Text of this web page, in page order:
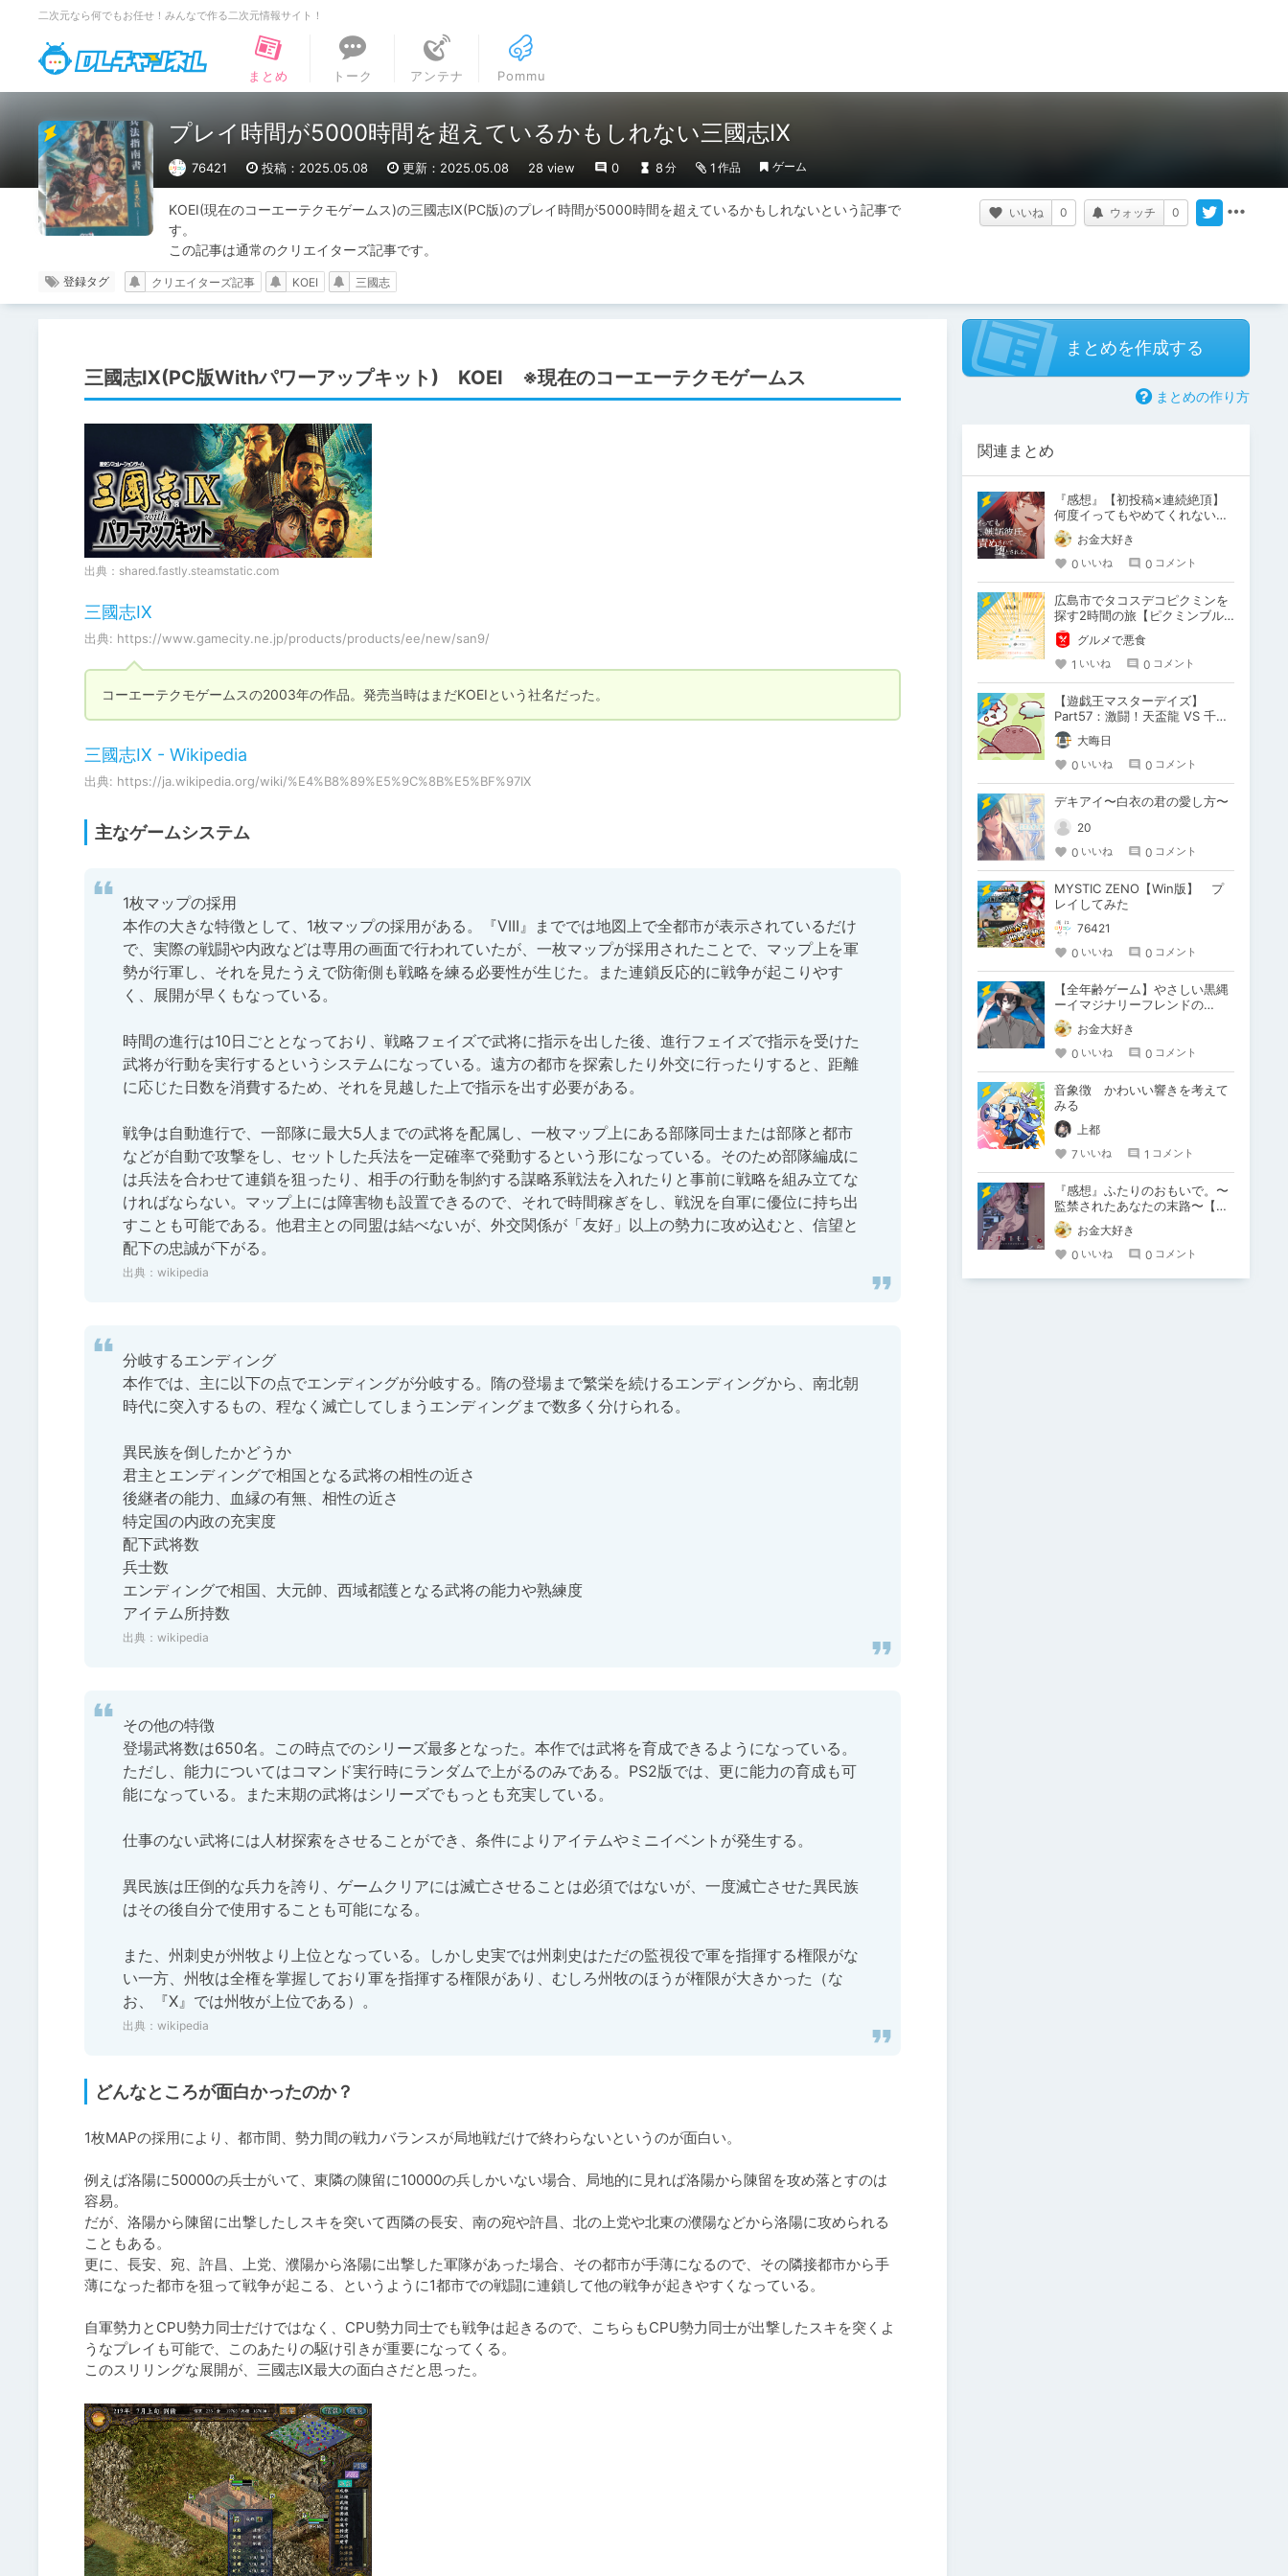
二次元なら何でもお任せ！みんなで作る二次元情報サイト！
DLチャンネル
まとめ
トーク アンテナ Pommu
プレイ時間が5000時間を超えているかもしれない三國志Ⅸ
76421 投稿：2025.05.08 更新：2025.05.08 28 view 0 8分 1 作品 ゲーム
KOEI(現在のコーエーテクモゲームス)の三國志Ⅸ(PC版)のプレイ時間が5000時間を超えているかもしれないという記事で
す。
この記事は通常のクリエイターズ記事です。
いいね 0 ウォッチ 0
登録タグ クリエイターズ記事 KOEI 三國志
三國志Ⅸ(PC版Withパワーアップキット) KOEI ※現在のコーエーテクモゲームス
出典： shared.fastly.steamstatic.com
三國志IX
出典: https://www.gamecity.ne.jp/products/products/ee/new/san9/
コーエーテクモゲームスの2003年の作品。発売当時はまだKOEIという社名だった。
三國志IX - Wikipedia
出典: https://ja.wikipedia.org/wiki/%E4%B8%89%E5%9C%8B%E5%BF%97IX
主なゲームシステム
1枚マップの採用
本作の大きな特徴として、1枚マップの採用がある。『VIII』まででは地図上で全都市が表示されているだけ
で、実際の戦闘や内政などは専用の画面で行われていたが、一枚マップが採用されたことで、マップ上を軍
勢が行軍し、それを見たうえで防衛側も戦略を練る必要性が生じた。また連鎖反応的に戦争が起こりやす
く、展開が早くもなっている。
時間の進行は10日ごととなっており、戦略フェイズで武将に指示を出した後、進行フェイズで指示を受けた
武将が行動を実行するというシステムになっている。遠方の都市を探索したり外交に行ったりすると、距離
に応じた日数を消費するため、それを見越した上で指示を出す必要がある。
戦争は自動進行で、一部隊に最大5人までの武将を配属し、一枚マップ上にある部隊同士または部隊と都市
などが自動で攻撃をし、セットした兵法を一定確率で発動するという形になっている。そのため部隊編成に
は兵法を合わせて連鎖を狙ったり、相手の行動を制約する謀略系戦法を入れたりと事前に戦略を組み立てな
ければならない。マップ上には障害物も設置できるので、それで時間稼ぎをし、戦況を自軍に優位に持ち出
すことも可能である。他君主との同盟は結べないが、外交関係が「友好」以上の勢力に攻め込むと、信望と
配下の忠誠が下がる。
出典： wikipedia
分岐するエンディング
本作では、主に以下の点でエンディングが分岐する。隋の登場まで繁栄を続けるエンディングから、南北朝
時代に突入するもの、程なく滅亡してしまうエンディングまで数多く分けられる。
異民族を倒したかどうか
君主とエンディングで相国となる武将の相性の近さ
後継者の能力、血縁の有無、相性の近さ
特定国の内政の充実度
配下武将数
兵士数
エンディングで相国、大元帥、西域都護となる武将の能力や熟練度
アイテム所持数
出典： wikipedia
その他の特徴
登場武将数は650名。この時点でのシリーズ最多となった。本作では武将を育成できるようになっている。
ただし、能力についてはコマンド実行時にランダムで上がるのみである。PS2版では、更に能力の育成も可
能になっている。また末期の武将はシリーズでもっとも充実している。
仕事のない武将には人材探索をさせることができ、条件によりアイテムやミニイベントが発生する。
異民族は圧倒的な兵力を誇り、ゲームクリアには滅亡させることは必須ではないが、一度滅亡させた異民族
はその後自分で使用することも可能になる。
また、州刺史が州牧より上位となっている。しかし史実では州刺史はただの監視役で軍を指揮する権限がな
い一方、州牧は全権を掌握しており軍を指揮する権限があり、むしろ州牧のほうが権限が大きかった（な
お、『X』では州牧が上位である）。
出典： wikipedia
どんなところが面白かったのか？
1枚MAPの採用により、都市間、勢力間の戦力バランスが局地戦だけで終わらないというのが面白い。
例えば洛陽に50000の兵士がいて、東隣の陳留に10000の兵しかいない場合、局地的に見れば洛陽から陳留を攻め落とすのは
容易。
だが、洛陽から陳留に出撃したしスキを突いて西隣の長安、南の宛や許昌、北の上党や北東の濮陽などから洛陽に攻められる
こともある。
更に、長安、宛、許昌、上党、濮陽から洛陽に出撃した軍隊があった場合、その都市が手薄になるので、その隣接都市から手
薄になった都市を狙って戦争が起こる、というように1都市での戦闘に連鎖して他の戦争が起きやすくなっている。
自軍勢力とCPU勢力同士だけではなく、CPU勢力同士でも戦争は起きるので、こちらもCPU勢力同士が出撃したスキを突くよ
うなプレイも可能で、このあたりの駆け引きが重要になってくる。
このスリリングな展開が、三國志Ⅸ最大の面白さだと思った。
まとめを作成する
まとめの作り方
関連まとめ
『感想』【初投稿×連続絶頂】
何度イってもやめてくれない嫉
妬彼氏に激責めされて堕とされ
る。お金大好き
0 いいね 0 コメント
広島市でタコスデコピクミンを
探す2時間の旅【ピクミンブル
ーム / Pikmin Bloom】
グルメで悪食
1 いいね 0 コメント
【遊戯王マスターデイズ】
Part57：激闘！天盃龍 VS 千年
D【架空デュエル】
大晦日
0 いいね 0 コメント
デキアイ〜白衣の君の愛し方〜
20
0 いいね 0 コメント
MYSTIC ZENO【Win版】 プ
レイしてみた
76421
0 いいね 0 コメント
【全年齢ゲーム】やさしい黒縄
ーイマジナリーフレンドの
「彼」と過ごすおぼんやすみー
お金大好き
0 いいね 0 コメント
音象徴 かわいい響きを考えて
みる
上都
7 いいね 1 コメント
『感想』ふたりのおもいで。〜
監禁されたあなたの末路〜【が
るまに限定特典付き】
お金大好き
0 いいね 0 コメント